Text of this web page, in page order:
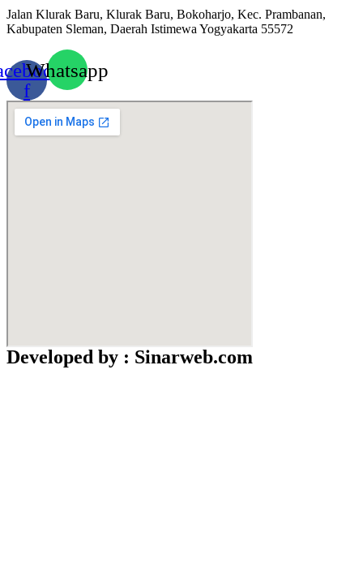
Jalan Klurak Baru, Klurak Baru, Bokoharjo, Kec. Prambanan,
Kabupaten Sleman, Daerah Istimewa Yogyakarta 55572
f
Whatsapp
Developed by : Sinarweb.com